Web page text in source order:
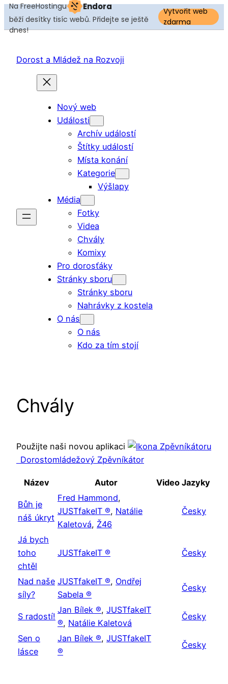
Na FreeHostingu Endora
běží desítky tisíc webů. Přidejte se ještě
dnes!
Vytvořit web
zdarma
Dorost a Mládež na Rozvoji
Nový web
Události
Archív událostí
Štítky událostí
Místa konání
Kategorie
Výšlapy
Média
Fotky
Videa
Chvály
Komixy
Pro dorosťáky
Stránky sboru
Stránky sboru
Nahrávky z kostela
O nás
O nás
Kdo za tím stojí
Chvály
Použijte naši novou aplikaci
Dorostomládežový Zpěvníkátor
Název Autor Video Jazyky
Bůh je
náš úkryt
Fred Hammond,
JUSTfakeIT ®, Natálie
Kaletová, Ž46
Česky
Já bych
toho
chtěl
JUSTfakeIT ® Česky
Nad naše
síly?
JUSTfakeIT ®, Ondřej
Sabela ®
Česky
S radostí!
Jan Bílek ®, JUSTfakeIT
®, Natálie Kaletová
Česky
Sen o
lásce
Jan Bílek ®, JUSTfakeIT
®
Česky